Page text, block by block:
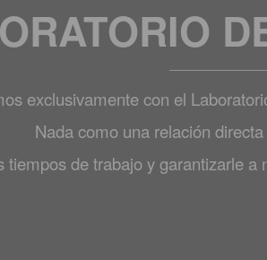
exclusivamente con el
Nada como una relación
tiempos de trabajo y garantizarle